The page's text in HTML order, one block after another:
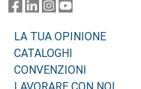
LA TUA OPINIONE
CATALOGHI
CONVENZIONI